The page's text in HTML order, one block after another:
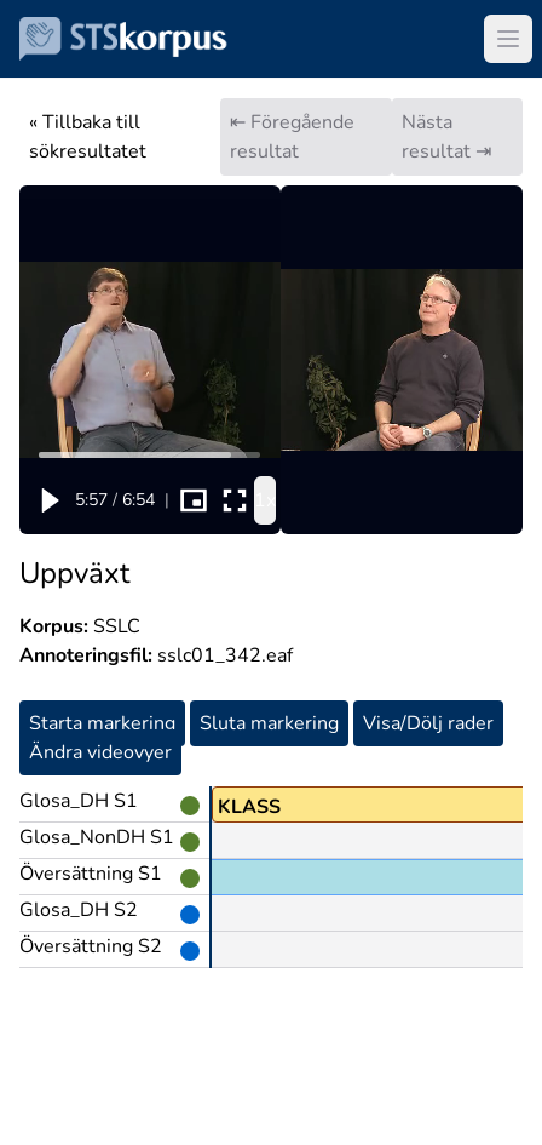
« Tillbaka till
sökresultatet
⇤ Föregående
resultat
Nästa
resultat ⇥
5:57 / 6:54 |
Uppväxt
Korpus:SSLC
Annoteringsfil: sslc01_342.eaf
Starta markering Sluta markering
Visa/Dölj rader
Ändra videovyer
Glosa_DH S1
Glosa_NonDH S1
Översättning S1
Glosa_DH S2
Översättning S2
I@b KLASS